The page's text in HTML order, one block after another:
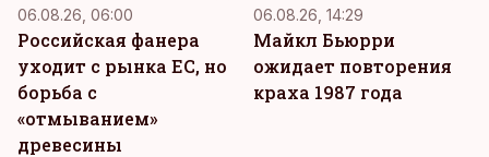
06.08.26, 06:00
Российская фанера
уходит с рынка ЕС, но
борьба с
«отмыванием»
древесины
06.08.26, 14:29
Майкл Бьюрри
ожидает повторения
краха 1987 года